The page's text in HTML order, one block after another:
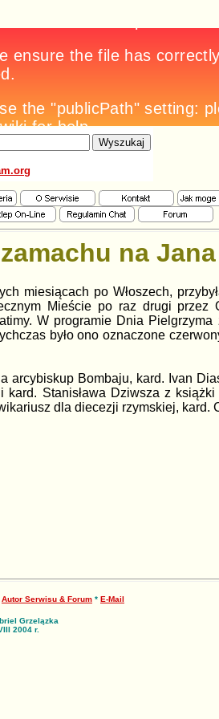
na Jana
miesiącach po Włoszech,
Mieście po raz drugi przez
W programie Dnia
było ono oznaczone
arcybiskup Bombaju, kard. Ivan
Stanisława Dziwsza z
dla diecezji rzymskiej, kard.
Autor Serwisu & Forum * E-Mail
Grzelązka
2004 r.